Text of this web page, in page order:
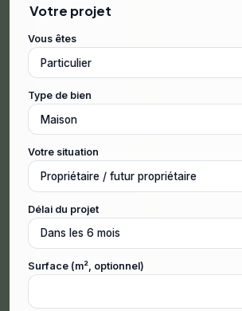
Votre projet
Vous êtes
Type de bien
Votre situation
Délai du projet
Surface (m², optionnel)